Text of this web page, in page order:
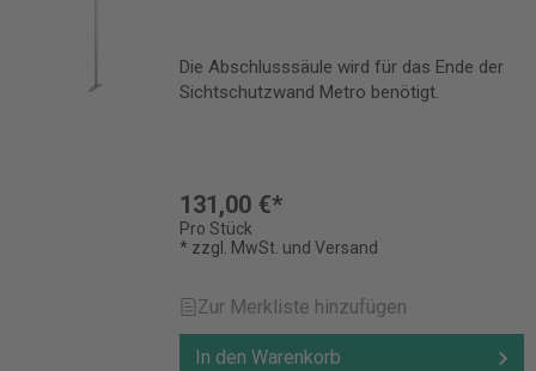
Die Abschlusssäule wird für das Ende der
Sichtschutzwand Metro benötigt.
131,00 €*
Pro Stück
* zzgl. MwSt. und Versand
Zur Merkliste hinzufügen
In den Warenkorb